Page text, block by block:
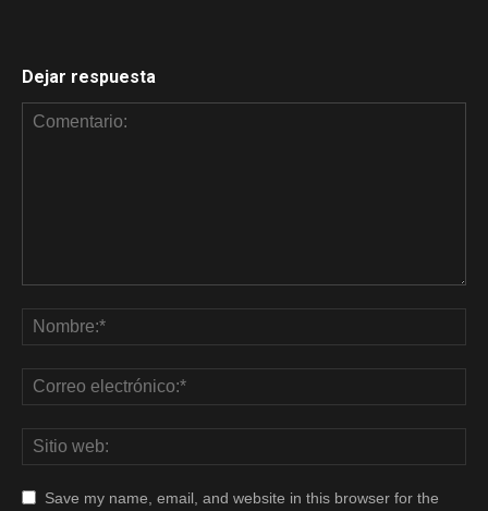
Dejar respuesta
Save my name, email, and website in this browser for the